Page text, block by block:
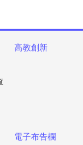
高教創新
電子布告欄